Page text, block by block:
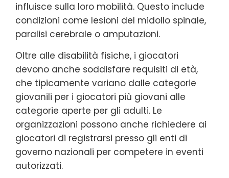
influisce sulla loro mobilità. Questo include
condizioni come lesioni del midollo spinale,
paralisi cerebrale o amputazioni.
Oltre alle disabilità fisiche, i giocatori
devono anche soddisfare requisiti di età,
che tipicamente variano dalle categorie
giovanili per i giocatori più giovani alle
categorie aperte per gli adulti. Le
organizzazioni possono anche richiedere ai
giocatori di registrarsi presso gli enti di
governo nazionali per competere in eventi
autorizzati.